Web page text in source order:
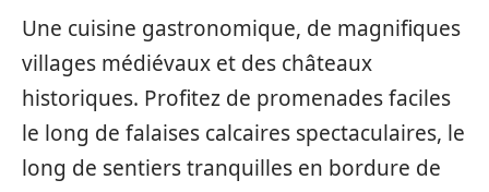
Une cuisine gastronomique, de magnifiques
villages médiévaux et des châteaux
historiques. Profitez de promenades faciles
le long de falaises calcaires spectaculaires, le
long de sentiers tranquilles en bordure de